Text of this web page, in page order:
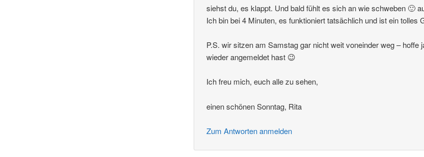
siehst du, es klappt. Und bald fühlt es sich an wie schweben 🙂
Ich bin bei 4 Minuten, es funktioniert tatsächlich und ist ein tolles
P.S. wir sitzen am Samstag gar nicht weit voneinder weg – hoffe
wieder angemeldet hast 😉
Ich freu mich, euch alle zu sehen,
einen schönen Sonntag, Rita
Zum Antworten anmelden